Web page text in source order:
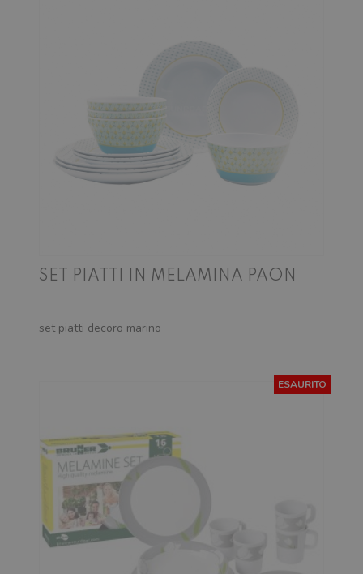
SET PIATTI IN MELAMINA PAON
set piatti decoro marino
ESAURITO